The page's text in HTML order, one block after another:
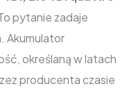
pytanie zadaje
Akumulator
określaną w latach
producenta czasie